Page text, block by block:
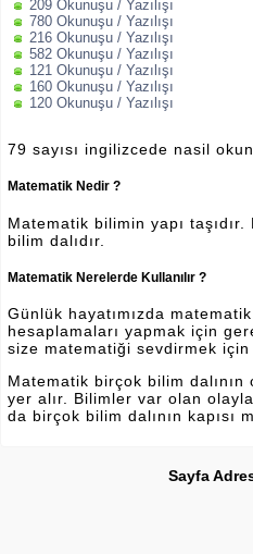
209 Okunuşu / Yazılışı
780 Okunuşu / Yazılışı
216 Okunuşu / Yazılışı
582 Okunuşu / Yazılışı
121 Okunuşu / Yazılışı
160 Okunuşu / Yazılışı
120 Okunuşu / Yazılışı
79 sayısı ingilizcede nasil
Matematik Nedir ?
Matematik bilimin yapı
bilim dalıdır.
Matematik Nerelerde Kullanılır ?
Günlük hayatımızda
hesaplamaları yapmak için
size matematiği sevdirmek için
Matematik birçok bilim
yer alır. Bilimler var olan
da birçok bilim dalının kapısı
Sayfa